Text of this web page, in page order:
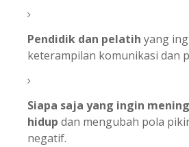
Pendidik dan pelatih yang
keterampilan komunikasi dan
Siapa saja yang ingin
hidup dan mengubah pola
negatif.